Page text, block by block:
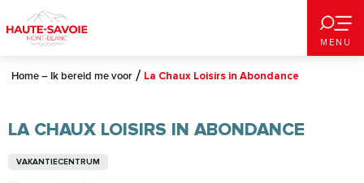
au
contenu
principal
MENU
Home – Ik bereid me voor La Chaux Loisirs in Abondance
LA CHAUX LOISIRS IN ABONDANCE
VAKANTIECENTRUM